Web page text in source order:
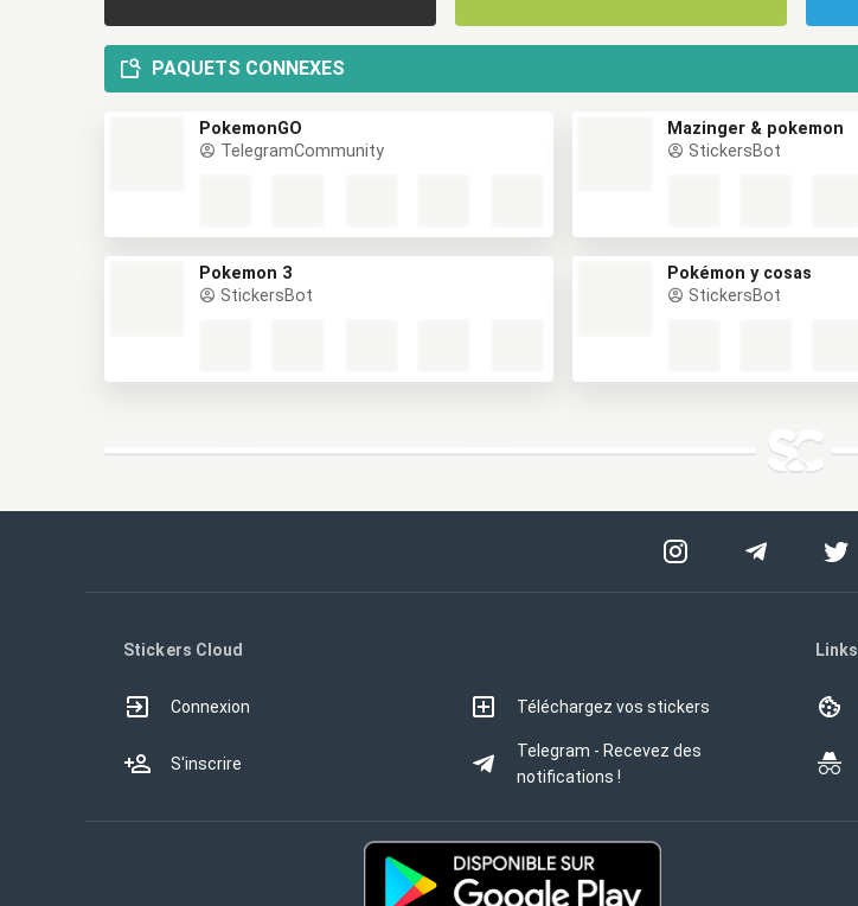
PAQUETS CONNEXES
PokemonGO
TelegramCommunity
Mazinger & pokemon
StickersBot
Pokemon 3
StickersBot
Pokémon y cosas
StickersBot
Stickers Cloud
Connexion
S'inscrire
Téléchargez vos stickers
Telegram - Recevez des
notifications !
Links